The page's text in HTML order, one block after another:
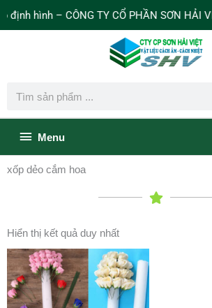
hình – CÔNG TY CỔ PHẦN SƠN HẢI VIỆT
Bên
dưới
trang
Menu
xốp dẻo cắm hoa
Hiển thị kết quả duy nhất